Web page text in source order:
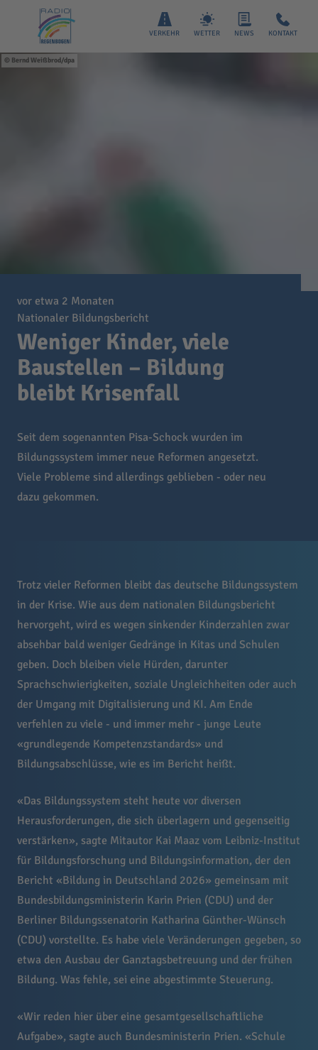
VERKEHR WETTER NEWS KONTAKT
Bernd Weißbrod/dpa
vor etwa 2 Monaten
Nationaler Bildungsbericht
Weniger Kinder, viele
Baustellen – Bildung
bleibt Krisenfall
Seit dem sogenannten Pisa-Schock wurden im
Bildungssystem immer neue Reformen angesetzt.
Viele Probleme sind allerdings geblieben - oder neu
dazu gekommen.
Trotz vieler Reformen bleibt das deutsche Bildungssystem
in der Krise. Wie aus dem nationalen Bildungsbericht
hervorgeht, wird es wegen sinkender Kinderzahlen zwar
absehbar bald weniger Gedränge in Kitas und Schulen
geben. Doch bleiben viele Hürden, darunter
Sprachschwierigkeiten, soziale Ungleichheiten oder auch
der Umgang mit Digitalisierung und KI. Am Ende
verfehlen zu viele - und immer mehr - junge Leute
«grundlegende Kompetenzstandards» und
Bildungsabschlüsse, wie es im Bericht heißt.
«Das Bildungssystem steht heute vor diversen
Herausforderungen, die sich überlagern und gegenseitig
verstärken», sagte Mitautor Kai Maaz vom Leibniz-Institut
für Bildungsforschung und Bildungsinformation, der den
Bericht «Bildung in Deutschland 2026» gemeinsam mit
Bundesbildungsministerin Karin Prien (CDU) und der
Berliner Bildungssenatorin Katharina Günther-Wünsch
(CDU) vorstellte. Es habe viele Veränderungen gegeben, so
etwa den Ausbau der Ganztagsbetreuung und der frühen
Bildung. Was fehle, sei eine abgestimmte Steuerung.
«Wir reden hier über eine gesamtgesellschaftliche
Aufgabe», sagte auch Bundesministerin Prien. «Schule